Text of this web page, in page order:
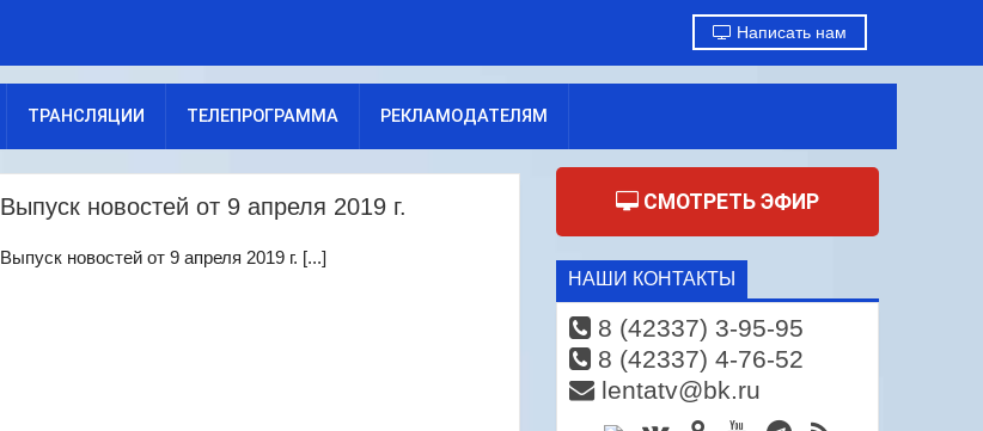
Написать нам
ТРАНСЛЯЦИИ ТЕЛЕПРОГРАММА РЕКЛАМОДАТЕЛЯМ
Выпуск новостей от 9 апреля 2019 г.
Выпуск новостей от 9 апреля 2019 г. [...]
СМОТРЕТЬ ЭФИР
НАШИ КОНТАКТЫ
8 (42337) 3-95-95
8 (42337) 4-76-52
lentatv@bk.ru